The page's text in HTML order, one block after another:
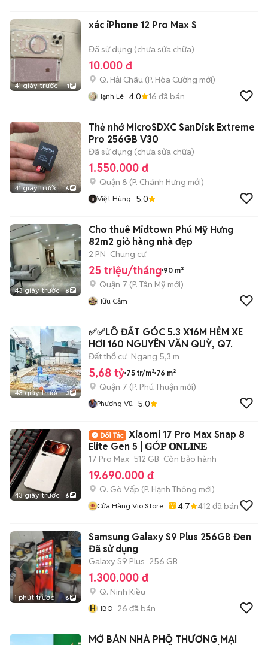
41 giây trước 1
xác iPhone 12 Pro Max S
Đã sử dụng (chưa sửa chữa)
10.000 đ
Q. Hải Châu (P. Hòa Cường mới)
Hạnh Lê 4.0 16 đã bán
41 giây trước 6
Thẻ nhớ MicroSDXC SanDisk Extreme
Pro 256GB V30
Đã sử dụng (chưa sửa chữa)
1.550.000 đ
Quận 8 (P. Chánh Hưng mới)
Việt Hùng 5.0
43 giây trước 8
Cho thuê Midtown Phú Mỹ Hưng
82m2 giỏ hàng nhà đẹp
2 PN Chung cư
25 triệu/tháng 90 m²
Quận 7 (P. Tân Mỹ mới)
Hữu Cảm
43 giây trước 3
✅✅LÔ ĐẤT GÓC 5.3 X16M HẺM XE
HƠI 160 NGUYÊN VĂN QUỲ, Q7.
Đất thổ cư Ngang 5,3 m
5,68 tỷ 75 tr/m² 76 m²
Quận 7 (P. Phú Thuận mới)
Phương Vũ 5.0
43 giây trước 6
Xiaomi 17 Pro Max Snap 8
Elite Gen 5 | 𝐆Ó𝐏 𝐎𝐍𝐋𝐈𝐍𝐄
17 Pro Max 512 GB Còn bảo hành
19.690.000 đ
Q. Gò Vấp (P. Hạnh Thông mới)
Cửa Hàng Vio Store 4.7 412 đã bán
1 phút trước 6
Samsung Galaxy S9 Plus 256GB Đen
Đã sử dụng
Galaxy S9 Plus 256 GB
1.300.000 đ
Q. Ninh Kiều
HHBO 26 đã bán
MỞ BÁN NHÀ PHỐ THƯƠNG MẠI